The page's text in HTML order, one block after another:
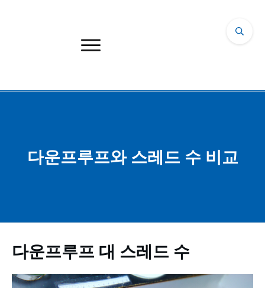
다운프루프와 스레드 수 비교
다운프루프 대 스레드 수